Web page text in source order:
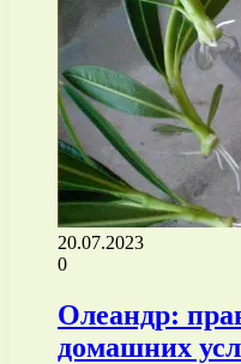
20.07.2023
0
Олеандр:
домашних